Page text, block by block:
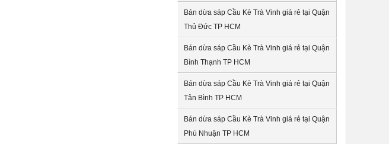
Bán dừa sáp Cầu Kè Trà Vinh giá rẻ tại Quận
Thủ Đức TP HCM
Bán dừa sáp Cầu Kè Trà Vinh giá rẻ tại Quận
Bình Thạnh TP HCM
Bán dừa sáp Cầu Kè Trà Vinh giá rẻ tại Quận
Tân Bình TP HCM
Bán dừa sáp Cầu Kè Trà Vinh giá rẻ tại Quận
Phú Nhuận TP HCM